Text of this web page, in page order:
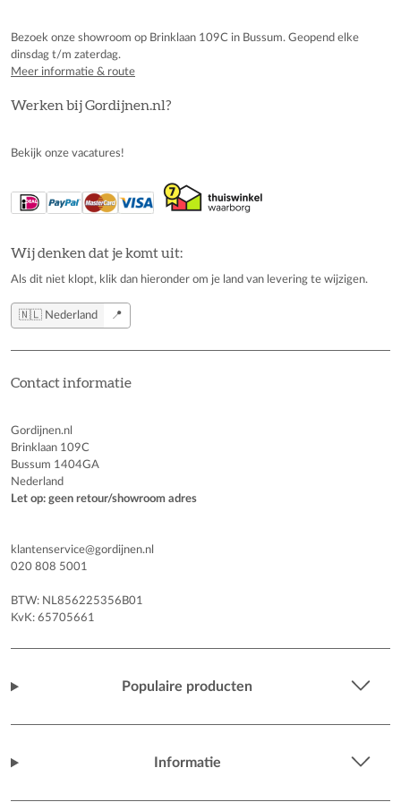
Bezoek onze showroom op Brinklaan 109C in Bussum. Geopend elke
dinsdag t/m zaterdag.
Meer informatie & route
Werken bij Gordijnen.nl?
Bekijk onze vacatures!
Wij denken dat je komt uit:
Als dit niet klopt, klik dan hieronder om je land van levering te wijzigen.
🇳🇱 Nederland 📍
Contact informatie
Gordijnen.nl
Brinklaan 109C
Bussum 1404GA
Nederland
Let op: geen retour/showroom adres
klantenservice@gordijnen.nl
020 808 5001
BTW: NL856225356B01
KvK: 65705661
Populaire producten
Informatie